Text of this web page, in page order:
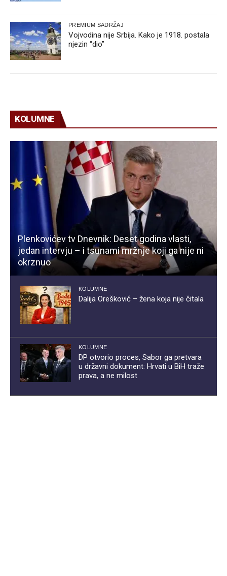
PREMIUM SADRŽAJ
Vojvodina nije Srbija. Kako je 1918. postala
njezin “dio”
KOLUMNE
Plenkovićev tv Dnevnik: Deset godina vlasti,
jedan intervju – i tsunami mržnje koji ga nije ni
okrznuo
KOLUMNE
Dalija Orešković – žena koja nije čitala
KOLUMNE
DP otvorio proces, Sabor ga pretvara
u državni dokument: Hrvati u BiH traže
prava, a ne milost